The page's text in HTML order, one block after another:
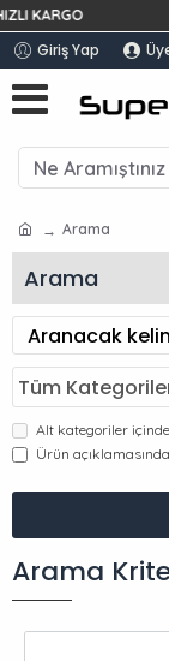
Giriş Yap
Arama
Arama
Alt kategoriler
Ürün
Arama